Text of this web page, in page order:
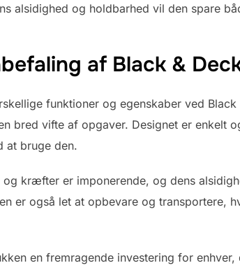
alsidighed og holdbarhed vil den spare
af Black &
funktioner og egenskaber ved
bred vifte af opgaver. Designet er enkelt
at bruge den.
og kræfter er imponerende, og dens
er også let at opbevare og transportere,
en fremragende investering for